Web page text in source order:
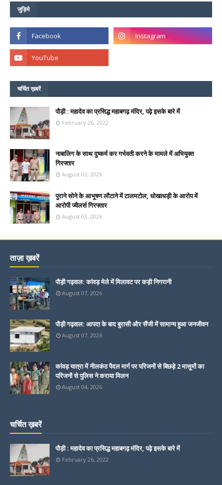
जुड़िये
चर्चित ख़बरें
पौड़ी : महादेव का प्रसिद्ध महाबगढ़ मंदिर, पढ़े इसके बारे में
February 26, 2022
नाबालिग के साथ दुष्कर्म कर गर्भवती करने के मामले में अभियुक्त
गिरफ्तार
August 03, 2026
पुराने सोने के आभूषण लौटाने में टालमटोल, धोखाधड़ी के आरोप में
आरोपी ज्वैलर्स गिरफ्तार
August 03, 2026
ताज़ा ख़बरें
पौड़ी गढ़वाल: कांवड़ मेले में मिलावट पर कड़ी निगरानी
August 07, 2026
पौड़ी गढ़वाल: आपदा के बाद बुरासी और सैंजी में सामान्य हुआ जनजीवन
August 07, 2026
कांवड़ यात्रा में नीलकंठ पैदल मार्ग पर परिजनों से बिछड़े 2 मासूमों का
परिजनों से पुलिस ने कराया मिलन
August 04, 2026
चर्चित ख़बरें
पौड़ी : महादेव का प्रसिद्ध महाबगढ़ मंदिर, पढ़े इसके बारे में
February 26, 2022